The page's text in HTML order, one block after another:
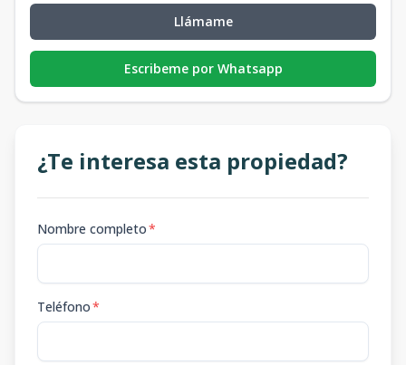
Llámame
Escribeme por Whatsapp
¿Te interesa esta propiedad?
Nombre completo*
Teléfono*